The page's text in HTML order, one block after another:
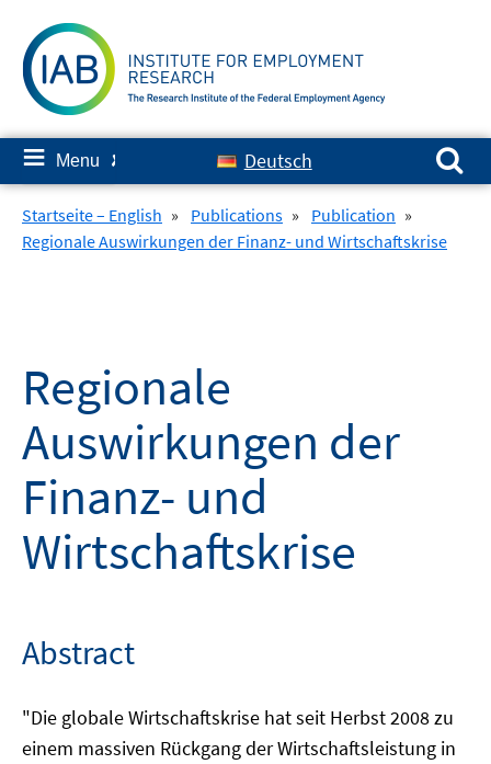
content
≡ Menu ✘ Deutsch
Search for:
Startseite – English » Publications » Publication »
Regionale Auswirkungen der Finanz- und Wirtschaftskrise
Regionale
Auswirkungen der
Finanz- und
Wirtschaftskrise
Abstract
"Die globale Wirtschaftskrise hat seit Herbst 2008 zu
einem massiven Rückgang der Wirtschaftsleistung in